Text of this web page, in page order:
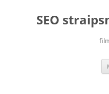
contentSEO